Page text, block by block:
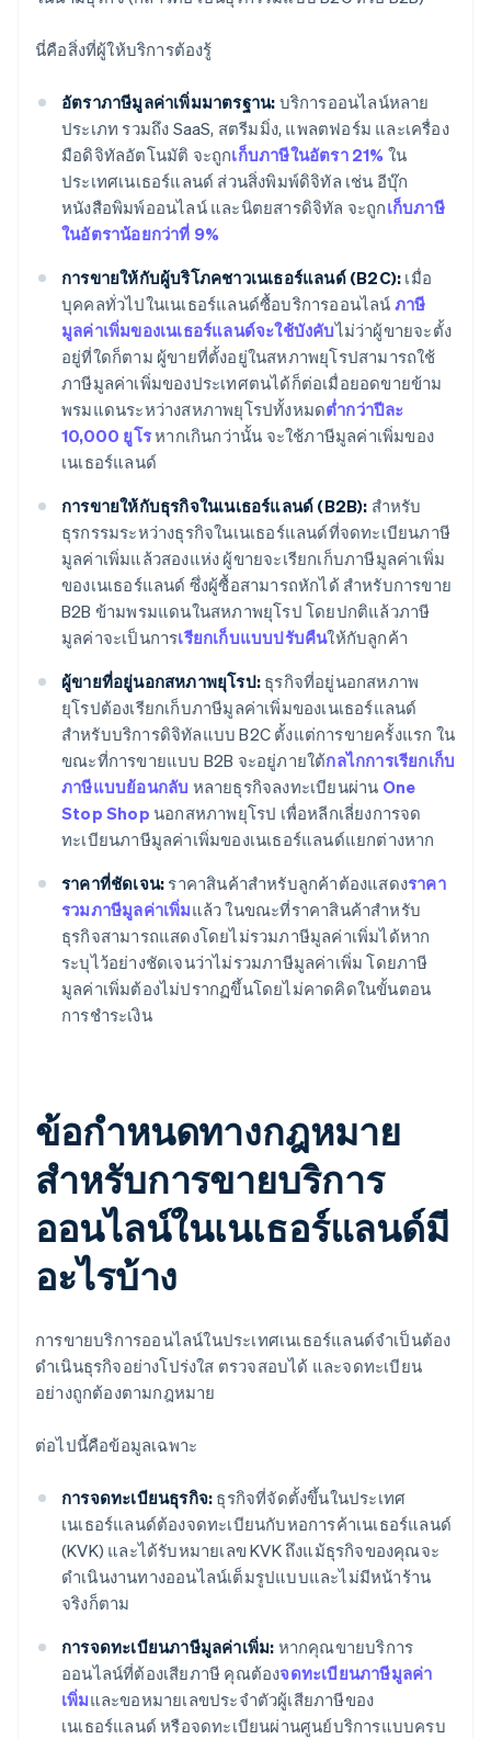
นี่คือสิ่งที่ผู้ให้บริการต้องรู้
อัตราภาษีมูลค่าเพิ่มมาตรฐาน: บริการออนไลน์หลาย
ประเภท รวมถึง SaaS, สตรีมมิ่ง, แพลตฟอร์ม และเครื่อง
มือดิจิทัลอัตโนมัติ จะถูกเก็บภาษีในอัตรา 21% ใน
ประเทศเนเธอร์แลนด์ ส่วนสิ่งพิมพ์ดิจิทัล เช่น อีบุ๊ก
หนังสือพิมพ์ออนไลน์ และนิตยสารดิจิทัล จะถูกเก็บภาษี
ในอัตราน้อยกว่าที่ 9%
การขายให้กับผู้บริโภคชาวเนเธอร์แลนด์ (B2C): เมื่อ
บุคคลทั่วไปในเนเธอร์แลนด์ซื้อบริการออนไลน์ ภาษี
มูลค่าเพิ่มของเนเธอร์แลนด์จะใช้บังคับไม่ว่าผู้ขายจะตั้ง
อยู่ที่ใดก็ตาม ผู้ขายที่ตั้งอยู่ในสหภาพยุโรปสามารถใช้
ภาษีมูลค่าเพิ่มของประเทศตนได้ก็ต่อเมื่อยอดขายข้าม
พรมแดนระหว่างสหภาพยุโรปทั้งหมดต่ำกว่าปีละ
10,000 ยูโรหากเกินกว่านั้น จะใช้ภาษีมูลค่าเพิ่มของ
เนเธอร์แลนด์
การขายให้กับธุรกิจในเนเธอร์แลนด์ (B2B): สำหรับ
ธุรกรรมระหว่างธุรกิจในเนเธอร์แลนด์ที่จดทะเบียนภาษี
มูลค่าเพิ่มแล้วสองแห่ง ผู้ขายจะเรียกเก็บภาษีมูลค่าเพิ่ม
ของเนเธอร์แลนด์ ซึ่งผู้ซื้อสามารถหักได้ สำหรับการขาย
B2B ข้ามพรมแดนในสหภาพยุโรป โดยปกติแล้วภาษี
มูลค่าจะเป็นการเรียกเก็บแบบปรับคืนให้กับลูกค้า
ผู้ขายที่อยู่นอกสหภาพยุโรป: ธุรกิจที่อยู่นอกสหภาพ
ยุโรปต้องเรียกเก็บภาษีมูลค่าเพิ่มของเนเธอร์แลนด์
สำหรับบริการดิจิทัลแบบ B2C ตั้งแต่การขายครั้งแรก ใน
ขณะที่การขายแบบ B2B จะอยู่ภายใต้กลไกการเรียกเก็บ
ภาษีแบบย้อนกลับ หลายธุรกิจลงทะเบียนผ่าน One
Stop Shop นอกสหภาพยุโรป เพื่อหลีกเลี่ยงการจด
ทะเบียนภาษีมูลค่าเพิ่มของเนเธอร์แลนด์แยกต่างหาก
ราคาที่ชัดเจน: ราคาสินค้าสำหรับลูกค้าต้องแสดงราคา
รวมภาษีมูลค่าเพิ่มแล้ว ในขณะที่ราคาสินค้าสำหรับ
ธุรกิจสามารถแสดงโดยไม่รวมภาษีมูลค่าเพิ่มได้หาก
ระบุไว้อย่างชัดเจนว่าไม่รวมภาษีมูลค่าเพิ่ม โดยภาษี
มูลค่าเพิ่มต้องไม่ปรากฏขึ้นโดยไม่คาดคิดในขั้นตอน
การชำระเงิน
ข้อกำหนดทางกฎหมาย
สำหรับการขายบริการ
ออนไลน์ในเนเธอร์แลนด์มี
อะไรบ้าง
การขายบริการออนไลน์ในประเทศเนเธอร์แลนด์จำเป็นต้อง
ดำเนินธุรกิจอย่างโปร่งใส ตรวจสอบได้ และจดทะเบียน
อย่างถูกต้องตามกฎหมาย
ต่อไปนี้คือข้อมูลเฉพาะ
การจดทะเบียนธุรกิจ: ธุรกิจที่จัดตั้งขึ้นในประเทศ
เนเธอร์แลนด์ต้องจดทะเบียนกับหอการค้าเนเธอร์แลนด์
(KVK) และได้รับหมายเลข KVK ถึงแม้ธุรกิจของคุณจะ
ดำเนินงานทางออนไลน์เต็มรูปแบบและไม่มีหน้าร้าน
จริงก็ตาม
การจดทะเบียนภาษีมูลค่าเพิ่ม: หากคุณขายบริการ
ออนไลน์ที่ต้องเสียภาษี คุณต้องจดทะเบียนภาษีมูลค่า
เพิ่มและขอหมายเลขประจำตัวผู้เสียภาษีของ
เนเธอร์แลนด์ หรือจดทะเบียนผ่านศูนย์บริการแบบครบ